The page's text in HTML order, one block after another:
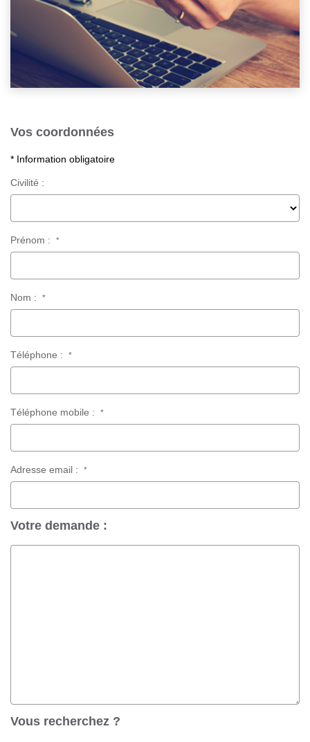
Vos coordonnées
* Information obligatoire
Civilité :
Prénom : *
Nom : *
Téléphone : *
Téléphone mobile : *
Adresse email : *
Votre demande :
Vous recherchez ?